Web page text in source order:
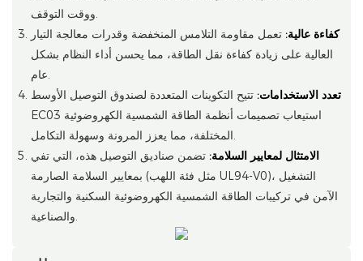
ووقت التوقف.
كفاءة عالية: تعمل مقاومة التلامس المنخفضة وقدرات معالجة التيار
العالية على زيادة كفاءة نقل الطاقة، مما يحسن أداء النظام بشكل
عام.
تعدد الاستخدامات: تتيح التكوينات المتعددة لصندوق التوصيل الأوسط
EC03 استيعاب تصميمات أنظمة الطاقة الشمسية الكهروضوئية
المختلفة، مما يعزز المرونة وسهولة التكامل.
الامتثال لمعايير السلامة: تضمن صناديق التوصيل هذه، التي تفي
بمعايير السلامة الصارمة (مثل فئة اللهب UL94-V0)، التشغيل
الآمن في تركيبات الطاقة الشمسية الكهروضوئية السكنية والتجارية
والصناعية.